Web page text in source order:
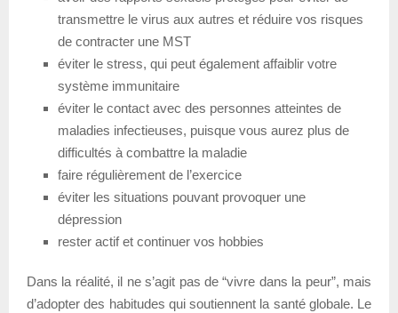
transmettre le virus aux autres et réduire vos risques
de contracter une MST
éviter le stress, qui peut également affaiblir votre
système immunitaire
éviter le contact avec des personnes atteintes de
maladies infectieuses, puisque vous aurez plus de
difficultés à combattre la maladie
faire régulièrement de l’exercice
éviter les situations pouvant provoquer une
dépression
rester actif et continuer vos hobbies
Dans la réalité, il ne s’agit pas de “vivre dans la peur”, mais
d’adopter des habitudes qui soutiennent la santé globale. Le